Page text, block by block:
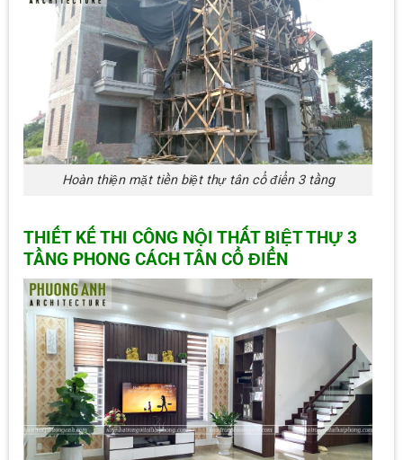
Hoàn thiện mặt tiền biệt thự tân cổ điển 3 tầng
THIẾT KẾ THI CÔNG NỘI THẤT BIỆT THỰ 3
TẦNG PHONG CÁCH TÂN CỔ ĐIỂN